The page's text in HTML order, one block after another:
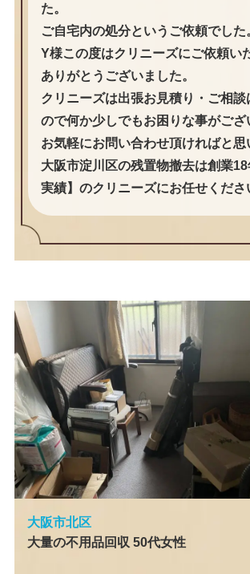
た。
ご自宅内の処分というご依頼でした
Y様この度はクリニーズにご依頼い
ありがとうございました。
クリニーズは出張お見積り・ご相談
ので何か少しでもお困りな事がござ
お気軽にお問い合わせ頂ければと思
大阪市淀川区の残置物撤去は創業
実績】のクリニーズにお任せくださ
大阪市北区
大量の不用品回収 50代女性